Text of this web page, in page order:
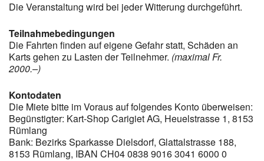
Die Veranstaltung wird bei jeder Witterung durchgeführt.
Teilnahmebedingungen
Die Fahrten finden auf eigene Gefahr statt, Schäden an
Karts gehen zu Lasten der Teilnehmer. (maximal Fr.
2000.–)
Kontodaten
Die Miete bitte im Voraus auf folgendes Konto überweisen:
Begünstigter: Kart-Shop Carigiet AG, Heuelstrasse 1, 8153
Rümlang
Bank: Bezirks Sparkasse Dielsdorf, Glattalstrasse 188,
8153 Rümlang, IBAN CH04 0838 9016 3041 6000 0